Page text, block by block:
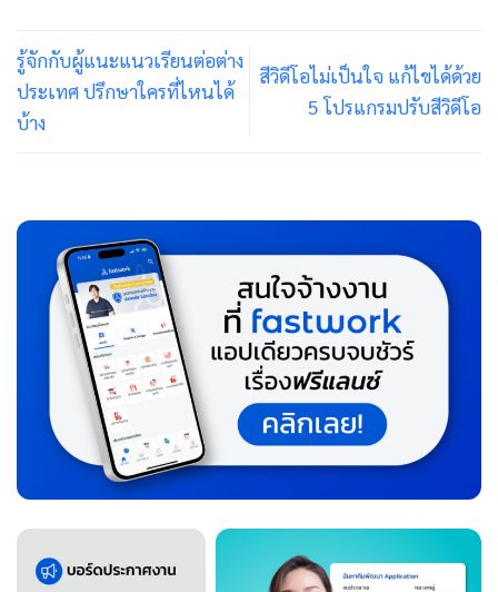
รู้จักกับผู้แนะแนวเรียนต่อต่าง
ประเทศ ปรึกษาใครที่ไหนได้
บ้าง
สีวิดีโอไม่เป็นใจ แก้ไขได้ด้วย
5 โปรแกรมปรับสีวิดีโอ